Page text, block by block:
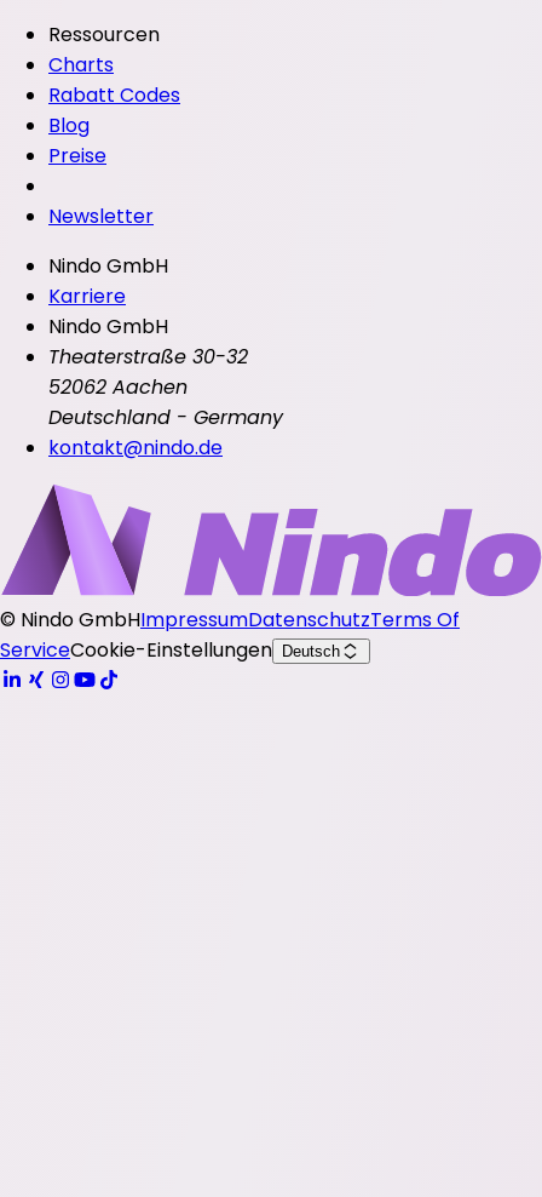
Ressourcen
Charts
Rabatt Codes
Blog
Preise
Newsletter
Nindo GmbH
Karriere
Nindo GmbH
Theaterstraße 30-32
52062 Aachen
Deutschland - Germany
kontakt@nindo.de
© Nindo GmbHImpressumDatenschutzTerms Of
ServiceCookie-Einstellungen Deutsch